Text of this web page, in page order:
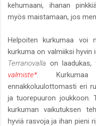
kehumaani, ihanan
myös maistamaan, jos
Helpoiten kurkumaa voi
kurkuma on valmiiksi
Terranovalla on laadukas,
valmiste*.
ennakkoluulottomasti eri
ja tuorepuuron joukkoon.
kurkuman vaikutuksen
hyviä rasvoja ja ihan pieni